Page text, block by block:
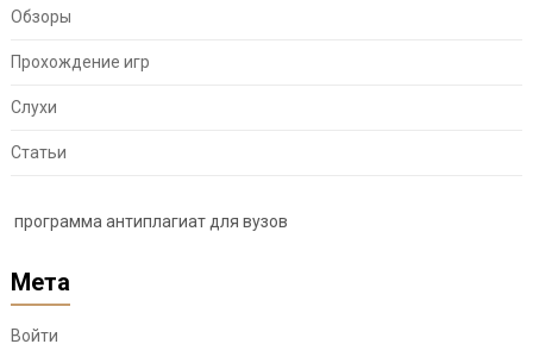
Обзоры
Прохождение игр
Слухи
Статьи
программа антиплагиат для вузов
Мета
Войти